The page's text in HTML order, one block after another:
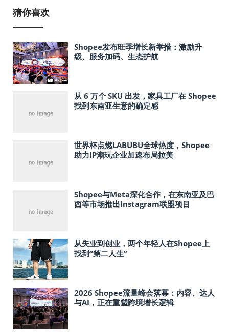
猜你喜欢
Shopee发布旺季增长新举措：激励升
级、服务加码、生态护航
从 6 万个 SKU 出发，家具工厂在 Shopee
找到东南亚生意的确定感
世界杯点燃LABUBU全球热度，Shopee
助力IP潮玩企业加速布局拉美
Shopee与Meta深化合作，在东南亚及巴
西等市场推出Instagram联盟项目
从失业到创业，两个年轻人在Shopee上
找到“第二人生”
2026 Shopee流量峰会落幕：内容、达人
与AI，正在重塑跨境增长逻辑